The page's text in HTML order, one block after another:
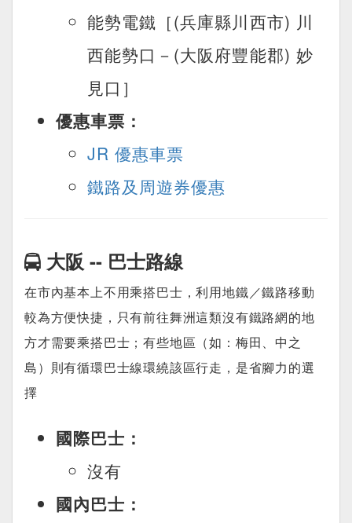
能勢電鐵［(兵庫縣川西市) 川
西能勢口－(大阪府豐能郡) 妙
見口］
優惠車票：
JR 優惠車票
鐵路及周遊券優惠
大阪 -- 巴士路線
在市內基本上不用乘搭巴士，利用地鐵／鐵路移動
較為方便快捷，只有前往舞洲這類沒有鐵路網的地
方才需要乘搭巴士；有些地區（如：梅田、中之
島）則有循環巴士線環繞該區行走，是省腳力的選
擇
國際巴士：
沒有
國內巴士：